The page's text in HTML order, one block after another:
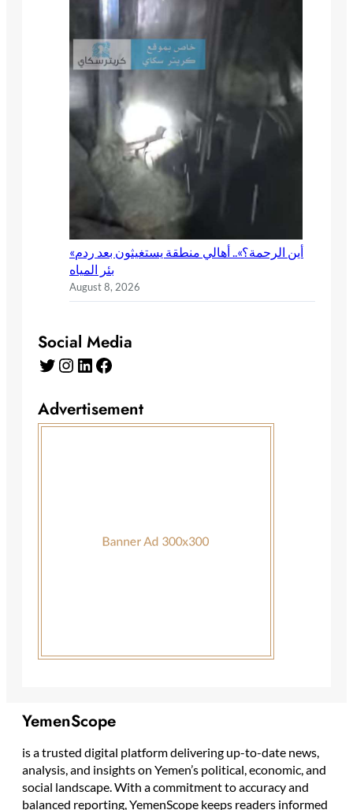
«أين الرحمة؟».. أهالي منطقة يستغيثون بعد ردم
بئر المياه
August 8, 2026
Social Media
Advertisement
YemenScope
is a trusted digital platform delivering up-to-date news,
analysis, and insights on Yemen’s political, economic, and
social landscape. With a commitment to accuracy and
balanced reporting, YemenScope keeps readers informed